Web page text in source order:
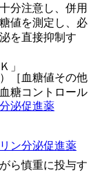
」
泌促進薬
ン分泌促進薬
分注意し、併用
値を測定し、必
を直接抑制す
［血糖値その他
糖コントロール
ら慎重に投与す